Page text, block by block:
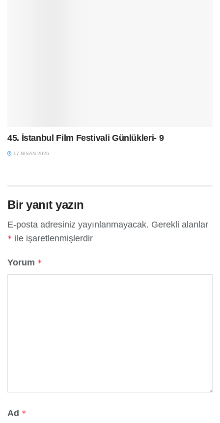
45. İstanbul Film Festivali Günlükleri- 9
17 NISAN 2026
Bir yanıt yazın
E-posta adresiniz yayınlanmayacak. Gerekli alanlar
* ile işaretlenmişlerdir
Yorum *
Ad *